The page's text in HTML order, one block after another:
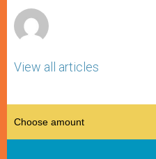
View all articles